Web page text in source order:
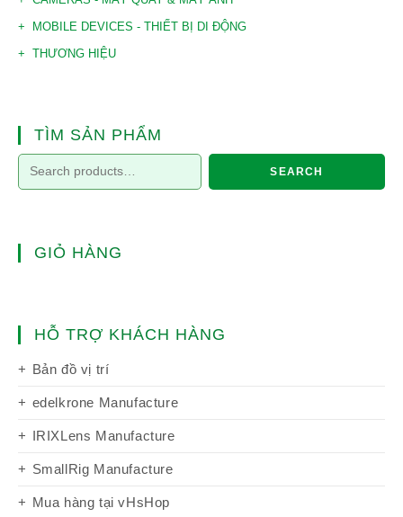
MOBILE DEVICES - THIẾT BỊ DI ĐỘNG
THƯƠNG HIỆU
TÌM SẢN PHẨM
SEARCH
GIỎ HÀNG
HỖ TRỢ KHÁCH HÀNG
Bản đồ vị trí
edelkrone Manufacture
IRIXLens Manufacture
SmallRig Manufacture
Mua hàng tại vHsHop